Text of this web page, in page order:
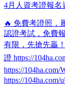
4月人資考證報名
🔥 免費考證照，
認證考試，免費
有限，先搶先贏
證 https://
https://
https://